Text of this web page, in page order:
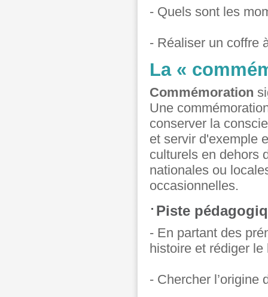
- Quels sont les
- Réaliser un coffre
La «
Commémoration
Une
conserver la
et servir d'exemple
culturels en dehors
nationales ou
occasionnelles.
Piste
- En partant des
histoire et rédiger
- Chercher l’origine